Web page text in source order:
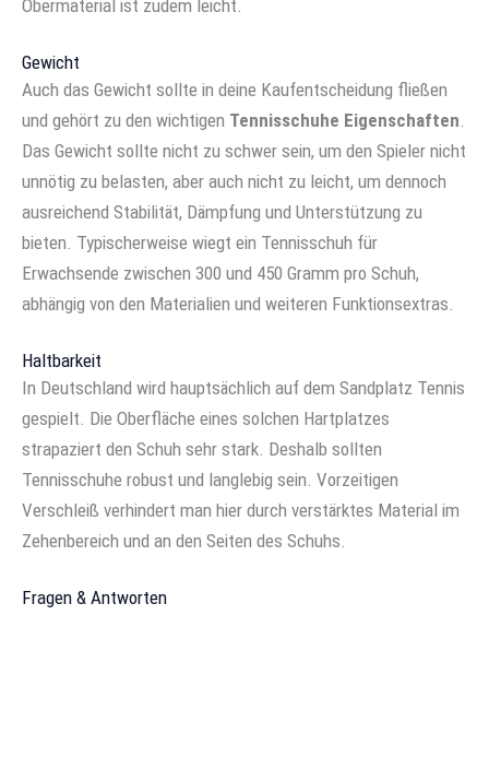
Obermaterial ist zudem leicht.
Gewicht
Auch das Gewicht sollte in deine Kaufentscheidung fließen
und gehört zu den wichtigen Tennisschuhe Eigenschaften
Das Gewicht sollte nicht zu schwer sein, um den Spieler nicht
unnötig zu belasten, aber auch nicht zu leicht, um dennoch
ausreichend Stabilität, Dämpfung und Unterstützung zu
bieten. Typischerweise wiegt ein Tennisschuh für
Erwachsende zwischen 300 und 450 Gramm pro Schuh,
abhängig von den Materialien und weiteren Funktionsextras.
Haltbarkeit
In Deutschland wird hauptsächlich auf dem Sandplatz Tennis
gespielt. Die Oberfläche eines solchen Hartplatzes
strapaziert den Schuh sehr stark. Deshalb sollten
Tennisschuhe robust und langlebig sein. Vorzeitigen
Verschleiß verhindert man hier durch verstärktes Material im
Zehenbereich und an den Seiten des Schuhs.
Fragen & Antworten